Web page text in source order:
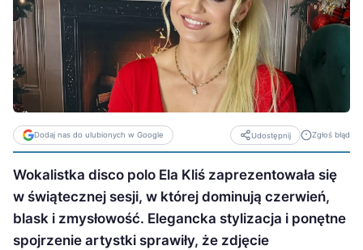
Dodaj nas do ulubionych w Google Udostępnij Zgłoś błąd
Wokalistka disco polo Ela Kliś zaprezentowała się
w świątecznej sesji, w której dominują czerwień,
blask i zmysłowość. Elegancka stylizacja i ponętne
spojrzenie artystki sprawiły, że zdjęcie